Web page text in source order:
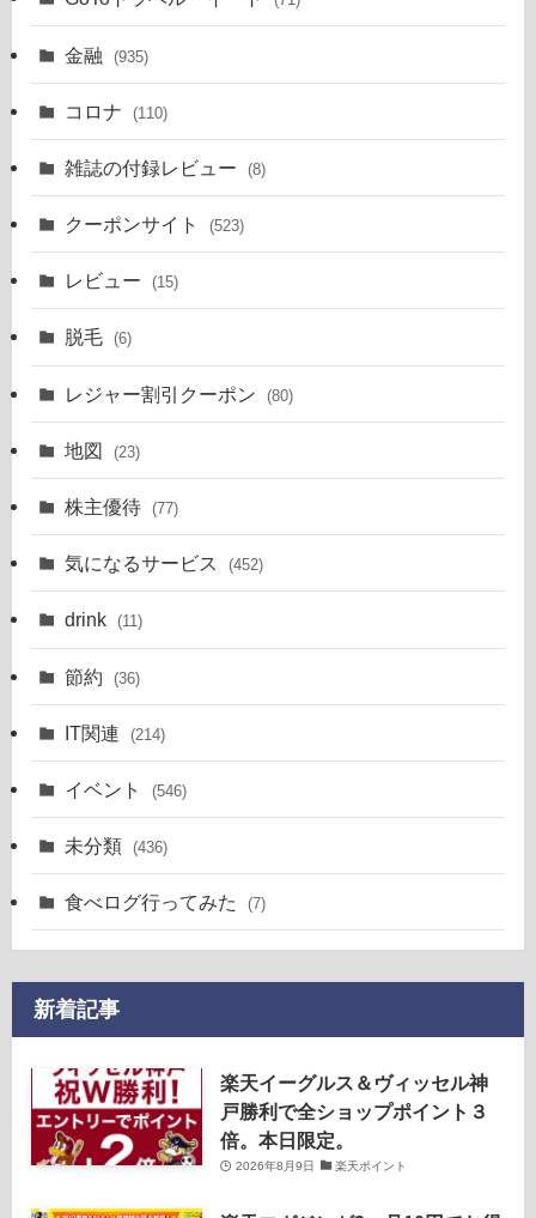
金融 (935)
コロナ (110)
雑誌の付録レビュー (8)
クーポンサイト (523)
レビュー (15)
脱毛 (6)
レジャー割引クーポン (80)
地図 (23)
株主優待 (77)
気になるサービス (452)
drink (11)
節約 (36)
IT関連 (214)
イベント (546)
未分類 (436)
食べログ行ってみた (7)
新着記事
楽天イーグルス＆ヴィッセル神
戸勝利で全ショップポイント３
倍。本日限定。
2026年8月9日 楽天ポイント